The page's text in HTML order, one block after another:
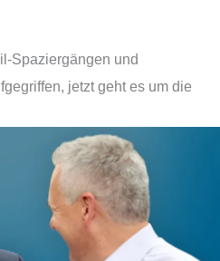
Spaziergängen und
jetzt geht es um die